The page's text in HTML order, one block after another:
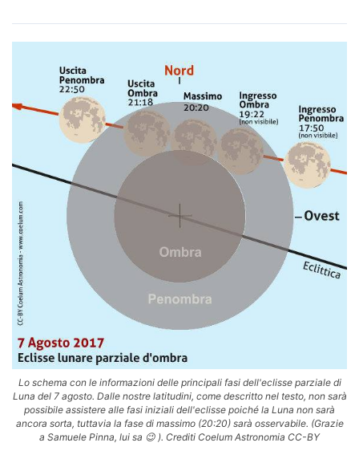
Lo schema con le informazioni delle principali fasi dell'eclisse parziale di
Luna del 7 agosto. Dalle nostre latitudini, come descritto nel testo, non sarà
possibile assistere alle fasi iniziali dell'eclisse poiché la Luna non sarà
ancora sorta, tuttavia la fase di massimo (20:20) sarà osservabile. (Grazie
a Samuele Pinna, lui sa 😉 ). Crediti Coelum Astronomia CC-BY